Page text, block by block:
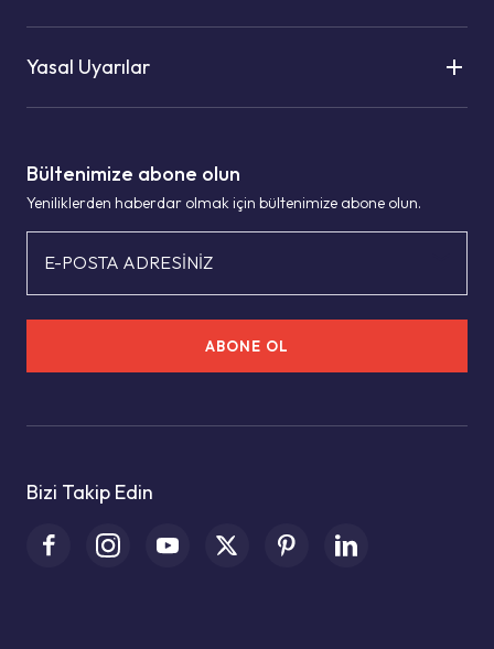
Bültenimize abone olun
Yeniliklerden haberdar olmak için bültenimize abone olun.
E-POSTA ADRESİNİZ
ABONE OL
Bizi Takip Edin
Yasal Uyarılar